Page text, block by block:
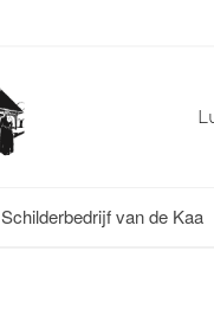
Schilderbedrijf van de Kaa